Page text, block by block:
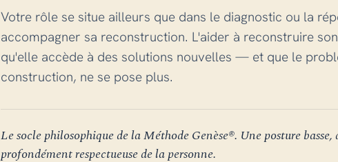
Votre rôle se situe ailleurs que dans le diagnostic ou la
accompagner sa reconstruction. L'aider à reconstruire
qu'elle accède à des solutions nouvelles — et que le
construction, ne se pose plus.
Le socle philosophique de la Méthode Genèse®. Une posture
profondément respectueuse de la personne.